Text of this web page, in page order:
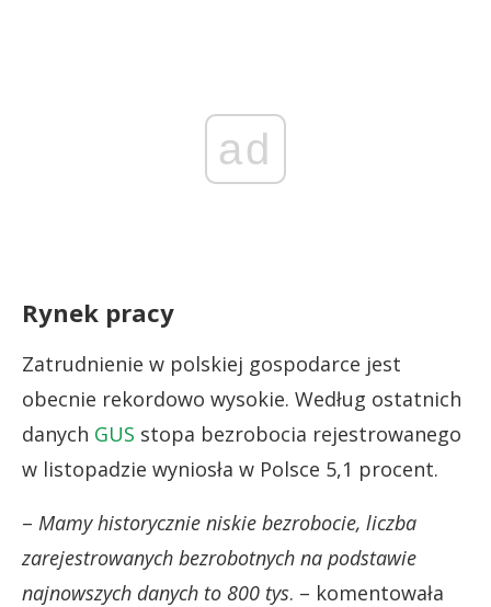
ad
Rynek pracy
Zatrudnienie w polskiej gospodarce jest
obecnie rekordowo wysokie. Według ostatnich
danych GUS stopa bezrobocia rejestrowanego
w listopadzie wyniosła w Polsce 5,1 procent.
– Mamy historycznie niskie bezrobocie, liczba
zarejestrowanych bezrobotnych na podstawie
najnowszych danych to 800 tys. – komentowała